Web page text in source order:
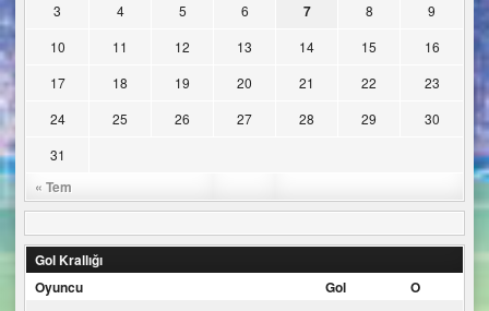
« Tem
3
4 5 6 7 8
9
10
11 12 13 14 15
16
17
18 19 20 21 22
23
24
25 26 27 28 29
30
31
Gol Krallığı
Oyuncu
Gol O